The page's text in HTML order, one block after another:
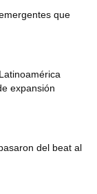
que
expansión
del beat al